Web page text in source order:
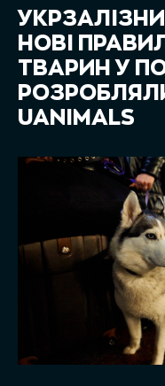
НОВІ
ТВАРИН У
UANIMALS